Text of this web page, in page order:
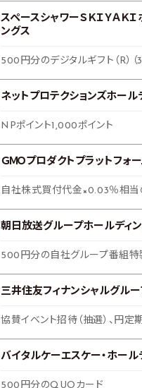
スペースシャワーＳＫＩＹＡＫ
ングス
500円分のデジタルギフト（R）（
ネットプロテクションズホール
NPポイント1,000ポイント
ＧＭＯプロダクトプラットフォ
自社株式買付代金×0.03％相当
朝日放送グループホールディ
500円分の自社グループ番組特
三井住友フィナンシャルグルー
協賛イベント招待（抽選）、円
バイタルケーエスケー・ホール
500円分のQUOカード